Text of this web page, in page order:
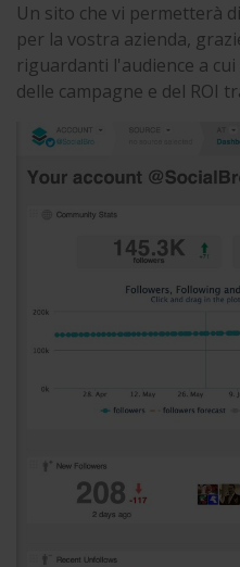
Un sito che vi permetterà
per la vostra azienda,
riguardanti l'audience a
delle campagne e del ROI